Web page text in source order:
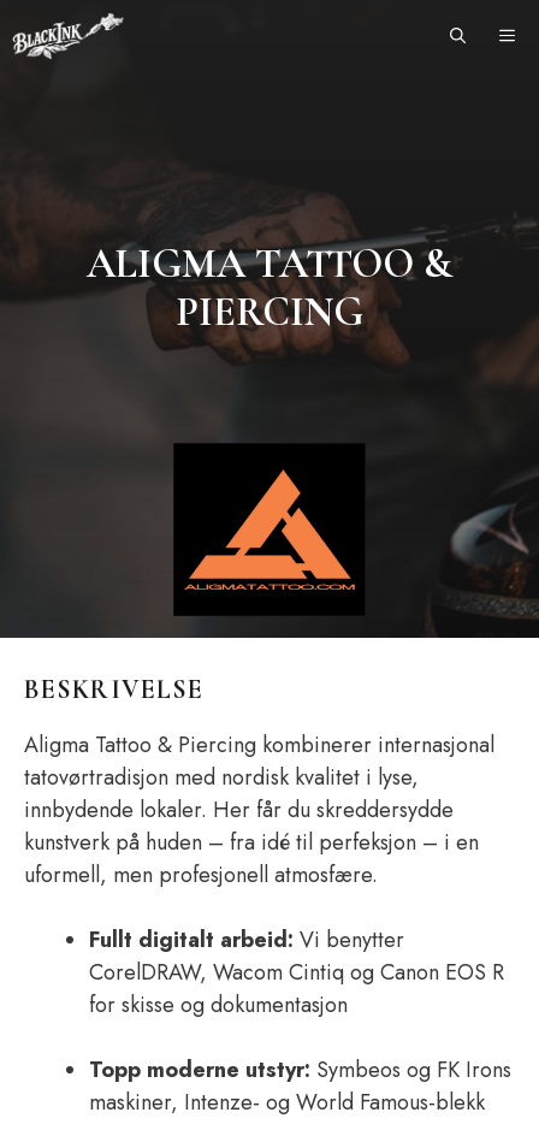
to
ALIGMA TATTOO &
PIERCING
BESKRIVELSE
Aligma Tattoo & Piercing kombinerer internasjonal
tatovørtradisjon med nordisk kvalitet i lyse,
innbydende lokaler. Her får du skreddersydde
kunstverk på huden – fra idé til perfeksjon – i en
uformell, men profesjonell atmosfære.
Fullt digitalt arbeid: Vi benytter
CorelDRAW, Wacom Cintiq og Canon EOS R
for skisse og dokumentasjon
Topp moderne utstyr: Symbeos og FK Irons
maskiner, Intenze- og World Famous-blekk